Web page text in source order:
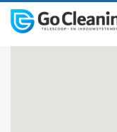
Skip
to
Content